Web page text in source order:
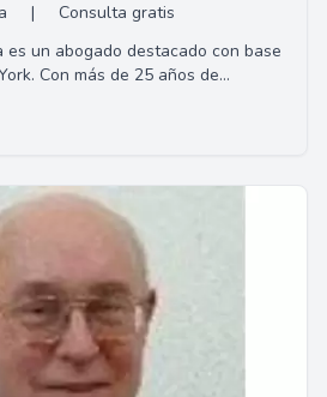
|
Consulta gratis
es un abogado destacado con base
Con más de 25 años de